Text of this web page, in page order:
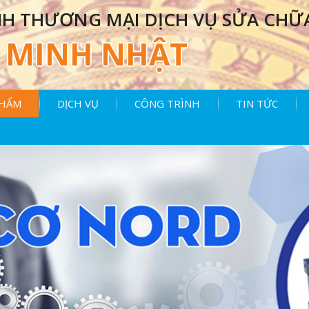
THƯƠNG MẠI DỊCH VỤ SỬA
MINH NHẬT
DỊCH VỤ CÔNG TRÌNH TIN TỨC